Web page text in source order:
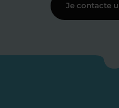
Je contacte